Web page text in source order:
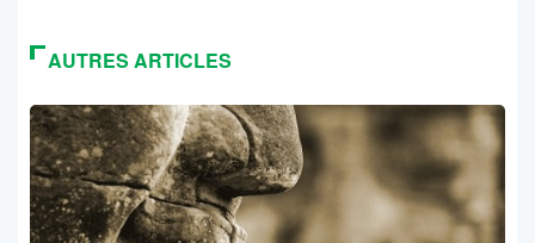
AUTRES ARTICLES